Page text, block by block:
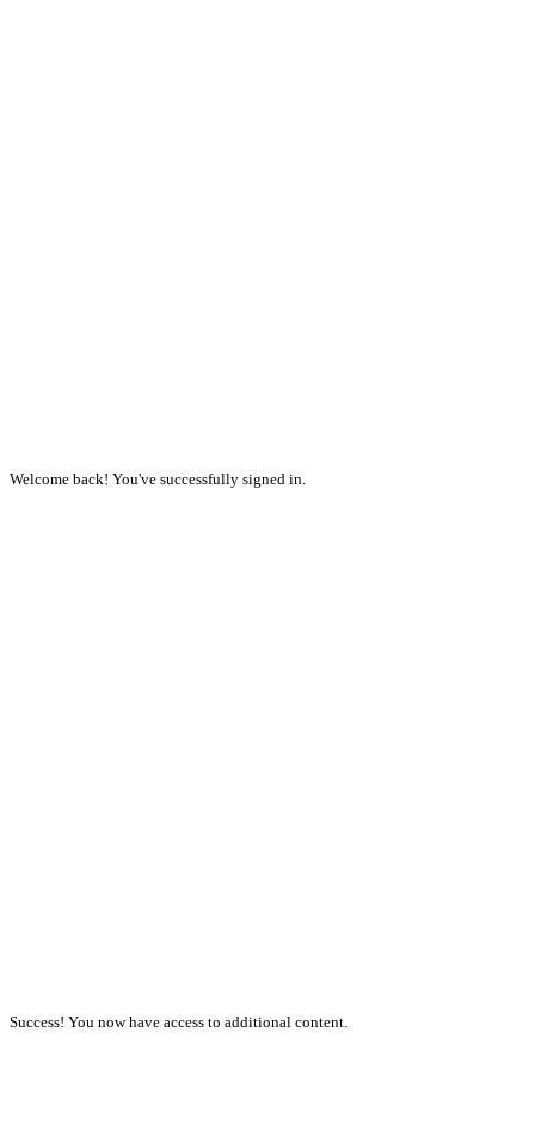
Welcome back! You've successfully signed in.
Success! You now have access to additional content.